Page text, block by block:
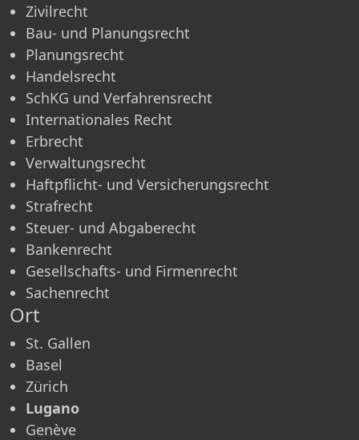
Zivilrecht
Bau- und Planungsrecht
Planungsrecht
Handelsrecht
SchKG und Verfahrensrecht
Internationales Recht
Erbrecht
Verwaltungsrecht
Haftpflicht- und Versicherungsrecht
Strafrecht
Steuer- und Abgaberecht
Bankenrecht
Gesellschafts- und Firmenrecht
Sachenrecht
Ort
St. Gallen
Basel
Zürich
Lugano
Genève